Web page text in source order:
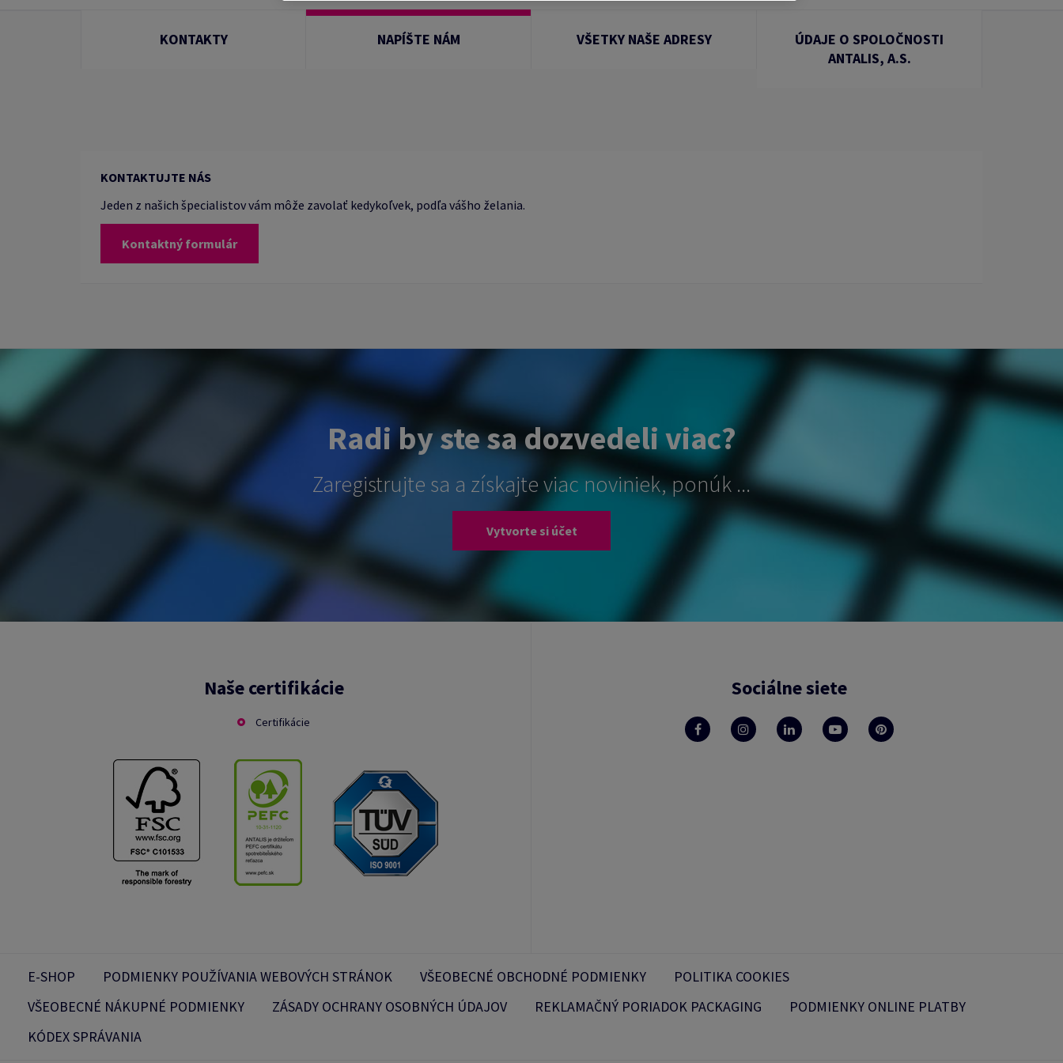
KONTAKTY NAPÍŠTE NÁM VŠETKY NAŠE ADRESY
ÚDAJE O SPOLOČNOSTI
ANTALIS, A.S.
KONTAKTUJTE NÁS
Jeden z našich špecialistov vám môže zavolať kedykoľvek, podľa vášho želania.
Kontaktný formulár
Radi by ste sa dozvedeli viac?
Zaregistrujte sa a získajte viac noviniek, ponúk ...
Vytvorte si účet
Naše certifikácie
Certifikácie
Sociálne siete
E-SHOP PODMIENKY POUŽÍVANIA WEBOVÝCH STRÁNOK VŠEOBECNÉ OBCHODNÉ PODMIENKY
POLITIKA COOKIES
VŠEOBECNÉ NÁKUPNÉ PODMIENKY
ZÁSADY OCHRANY OSOBNÝCH ÚDAJOV REKLAMAČNÝ PORIADOK PACKAGING
PODMIENKY ONLINE PLATBY
KÓDEX SPRÁVANIA